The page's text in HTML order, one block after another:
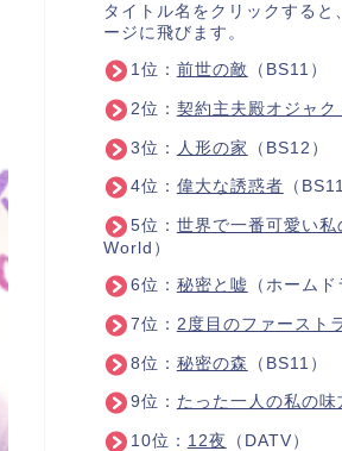
タイトル名をクリックすると
ージに飛びます。
1位： 前世の敵 （BS11）
2位： 契約主夫殿オジャク
3位： 人形の家 （BS12）
4位： 偉大な誘惑者 （
5位： 世界で一番可愛い私
World）
6位： 秘密と嘘 （ホーム
7位： 2度目のファースト
8位： 秘密の森 （BS11）
9位： たった一人の私の味
10位： 12夜 （DATV）